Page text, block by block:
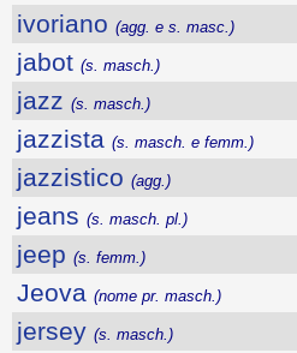
ivoriano (agg. e s. masc.)
jabot (s. masch.)
jazz (s. masch.)
jazzista (s. masch. e femm.)
jazzistico (agg.)
jeans (s. masch. pl.)
jeep (s. femm.)
Jeova (nome pr. masch.)
jersey (s. masch.)